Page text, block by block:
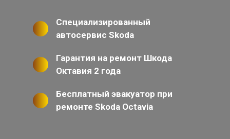
Специализированный
автосервис Skoda
Гарантия на ремонт Шкода
Октавия 2 года
Бесплатный эвакуатор при
ремонте Skoda Octavia